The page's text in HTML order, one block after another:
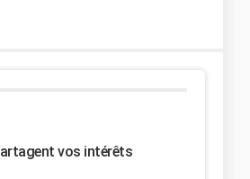
vos intérêts